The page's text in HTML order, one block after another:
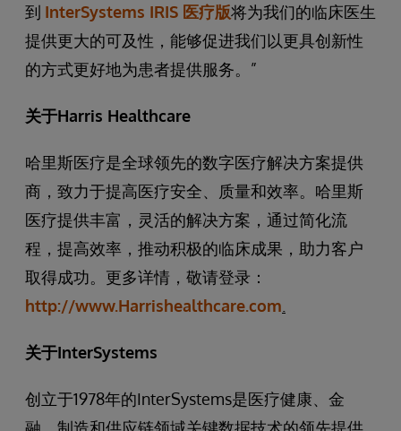
到 InterSystems IRIS 医疗版将为我们的临床医生
提供更大的可及性，能够促进我们以更具创新性
的方式更好地为患者提供服务。”
关于Harris Healthcare
哈里斯医疗是全球领先的数字医疗解决方案提供
商，致力于提高医疗安全、质量和效率。哈里斯
医疗提供丰富，灵活的解决方案，通过简化流
程，提高效率，推动积极的临床成果，助力客户
取得成功。更多详情，敬请登录：
http://www.Harrishealthcare.com
关于InterSystems
创立于1978年的InterSystems是医疗健康、金